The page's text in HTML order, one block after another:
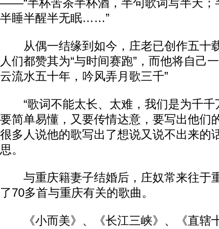
——“半杯苦茶半杯酒，半句歌词写半天；
半睡半醒半无眠……”
从偶一结缘到如今，庄老已创作五十
人们都赞其为“与时间赛跑”，而他将自己
云流水五十年，吟风弄月歌三千”
“歌词不能太长、太难，我们是为千千
要简单易懂，又要传情达意，要写出他们
很多人说他的歌写出了想说又说不出来的
思。
与重庆籍妻子结婚后，庄奴常来往于
了70多首与重庆有关的歌曲。
《小而美》、《长江三峡》、《直辖